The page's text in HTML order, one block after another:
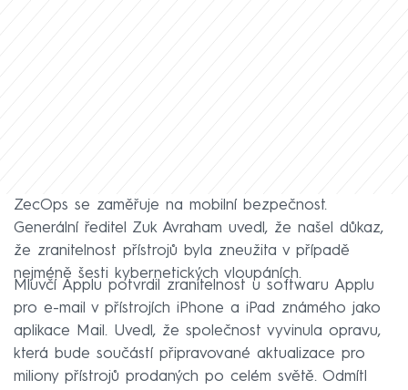
ZecOps se zaměřuje na mobilní bezpečnost.
Generální ředitel Zuk Avraham uvedl, že našel důkaz,
že zranitelnost přístrojů byla zneužita v případě
nejméně šesti kybernetických vloupáních.
Mluvčí Applu potvrdil zranitelnost u softwaru Applu
pro e-mail v přístrojích iPhone a iPad známého jako
aplikace Mail. Uvedl, že společnost vyvinula opravu,
která bude součástí připravované aktualizace pro
miliony přístrojů prodaných po celém světě. Odmítl